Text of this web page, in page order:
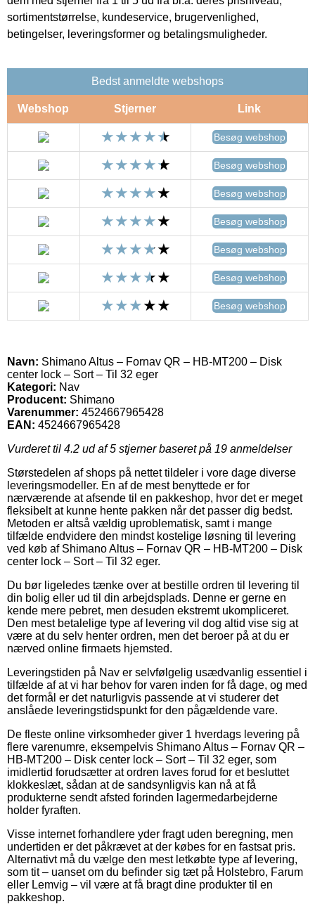
sortimentstørrelse, kundeservice, brugervenlighed,
betingelser, leveringsformer og betalingsmuligheder.
Bedst anmeldte webshops
Webshop Stjerner Link
Besøg webshop
Besøg webshop
Besøg webshop
Besøg webshop
Besøg webshop
Besøg webshop
Besøg webshop
Navn: Shimano Altus – Fornav QR – HB-MT200 – Disk
center lock – Sort – Til 32 eger
Kategori: Nav
Producent: Shimano
Varenummer: 4524667965428
EAN: 4524667965428
Vurderet til 4.2 ud af 5 stjerner baseret på 19 anmeldelser
Størstedelen af shops på nettet tildeler i vore dage diverse
leveringsmodeller. En af de mest benyttede er for
nærværende at afsende til en pakkeshop, hvor det er meget
fleksibelt at kunne hente pakken når det passer dig bedst.
Metoden er altså vældig uproblematisk, samt i mange
tilfælde endvidere den mindst kostelige løsning til levering
ved køb af Shimano Altus – Fornav QR – HB-MT200 – Disk
center lock – Sort – Til 32 eger.
Du bør ligeledes tænke over at bestille ordren til levering til
din bolig eller ud til din arbejdsplads. Denne er gerne en
kende mere pebret, men desuden ekstremt ukompliceret.
Den mest betalelige type af levering vil dog altid vise sig at
være at du selv henter ordren, men det beroer på at du er
nærved online firmaets hjemsted.
Leveringstiden på Nav er selvfølgelig usædvanlig essentiel i
tilfælde af at vi har behov for varen inden for få dage, og med
det formål er det naturligvis passende at vi studerer det
anslåede leveringstidspunkt for den pågældende vare.
De fleste online virksomheder giver 1 hverdags levering på
flere varenumre, eksempelvis Shimano Altus – Fornav QR –
HB-MT200 – Disk center lock – Sort – Til 32 eger, som
imidlertid forudsætter at ordren laves forud for et besluttet
klokkeslæt, sådan at de sandsynligvis kan nå at få
produkterne sendt afsted forinden lagermedarbejderne
holder fyraften.
Visse internet forhandlere yder fragt uden beregning, men
undertiden er det påkrævet at der købes for en fastsat pris.
Alternativt må du vælge den mest letkøbte type af levering,
som tit – uanset om du befinder sig tæt på Holstebro, Farum
eller Lemvig – vil være at få bragt dine produkter til en
pakkeshop.